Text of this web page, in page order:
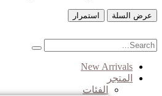
عرض السلة استمرار
New Arrivals
المتجر
الفئات